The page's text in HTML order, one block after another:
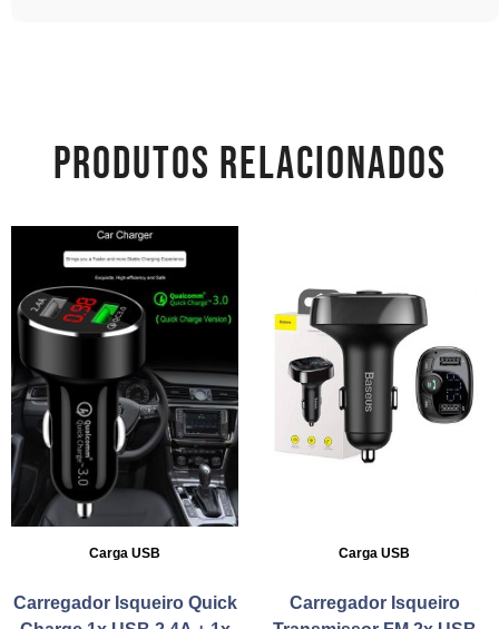
PRODUTOS RELACIONADOS
Carga USB
Carregador Isqueiro Quick
Carga USB
Carregador Isqueiro